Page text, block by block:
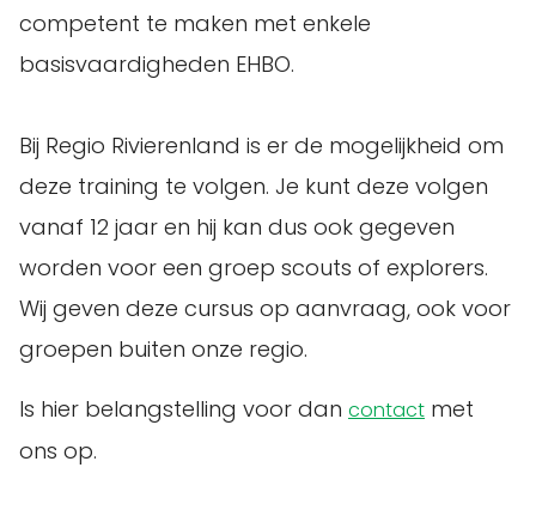
competent te maken met enkele
basisvaardigheden EHBO.
Bij Regio Rivierenland is er de mogelijkheid om
deze training te volgen. Je kunt deze volgen
vanaf 12 jaar en hij kan dus ook gegeven
worden voor een groep scouts of explorers.
Wij geven deze cursus op aanvraag, ook voor
groepen buiten onze regio.
Is hier belangstelling voor dan contact met
ons op.